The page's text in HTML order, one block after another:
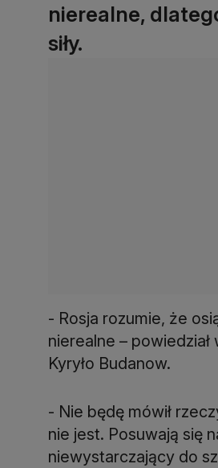
nierealne,
siły.
- Rosja rozumie, że
nierealne –
Kyryło Budanow.
- Nie będę mówił
nie jest. Posuwają się
niewystarczający do